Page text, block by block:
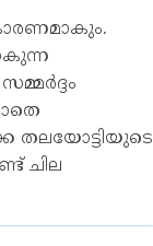
തലയോട്ടിയുടെ
ചില